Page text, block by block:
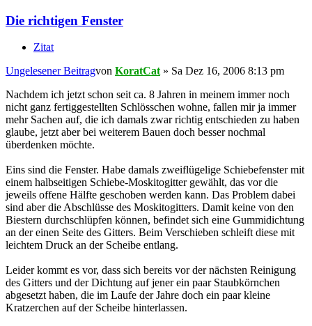
Die richtigen Fenster
Zitat
Ungelesener Beitragvon KoratCat » Sa Dez 16, 2006 8:13 pm
Nachdem ich jetzt schon seit ca. 8 Jahren in meinem immer noch
nicht ganz fertiggestellten Schlösschen wohne, fallen mir ja immer
mehr Sachen auf, die ich damals zwar richtig entschieden zu haben
glaube, jetzt aber bei weiterem Bauen doch besser nochmal
überdenken möchte.
Eins sind die Fenster. Habe damals zweiflügelige Schiebefenster mit
einem halbseitigen Schiebe-Moskitogitter gewählt, das vor die
jeweils offene Hälfte geschoben werden kann. Das Problem dabei
sind aber die Abschlüsse des Moskitogitters. Damit keine von den
Biestern durchschlüpfen können, befindet sich eine Gummidichtung
an der einen Seite des Gitters. Beim Verschieben schleift diese mit
leichtem Druck an der Scheibe entlang.
Leider kommt es vor, dass sich bereits vor der nächsten Reinigung
des Gitters und der Dichtung auf jener ein paar Staubkörnchen
abgesetzt haben, die im Laufe der Jahre doch ein paar kleine
Kratzerchen auf der Scheibe hinterlassen.